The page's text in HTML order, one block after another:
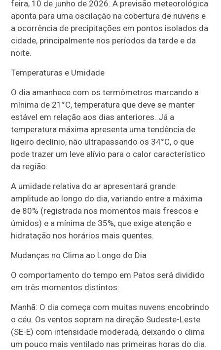
feira, 10 de junho de 2026. A previsão meteorológica
aponta para uma oscilação na cobertura de nuvens e
a ocorrência de precipitações em pontos isolados da
cidade, principalmente nos períodos da tarde e da
noite.
Temperaturas e Umidade
O dia amanhece com os termômetros marcando a
mínima de 21°C, temperatura que deve se manter
estável em relação aos dias anteriores. Já a
temperatura máxima apresenta uma tendência de
ligeiro declínio, não ultrapassando os 34°C, o que
pode trazer um leve alívio para o calor característico
da região.
A umidade relativa do ar apresentará grande
amplitude ao longo do dia, variando entre a máxima
de 80% (registrada nos momentos mais frescos e
úmidos) e a mínima de 35%, que exige atenção e
hidratação nos horários mais quentes.
Mudanças no Clima ao Longo do Dia
O comportamento do tempo em Patos será dividido
em três momentos distintos:
Manhã: O dia começa com muitas nuvens encobrindo
o céu. Os ventos sopram na direção Sudeste-Leste
(SE-E) com intensidade moderada, deixando o clima
um pouco mais ventilado nas primeiras horas do dia.